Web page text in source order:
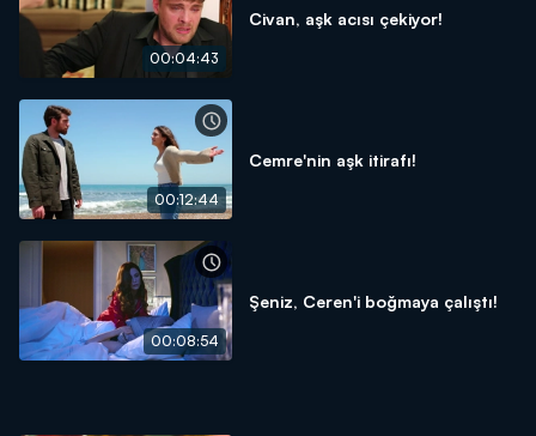
00:04:43
Civan, aşk acısı çekiyor!
00:12:44
Cemre'nin aşk itirafı!
00:08:54
Şeniz, Ceren'i boğmaya çalıştı!